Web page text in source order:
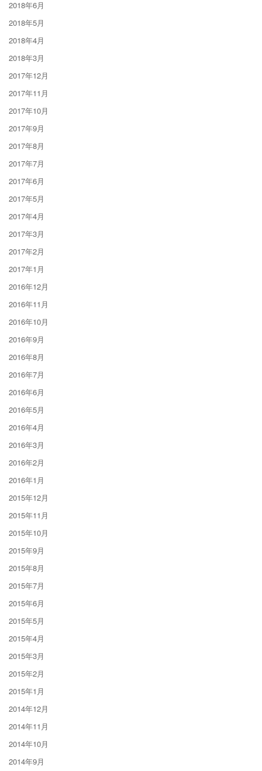
2018年6月
2018年5月
2018年4月
2018年3月
2017年12月
2017年11月
2017年10月
2017年9月
2017年8月
2017年7月
2017年6月
2017年5月
2017年4月
2017年3月
2017年2月
2017年1月
2016年12月
2016年11月
2016年10月
2016年9月
2016年8月
2016年7月
2016年6月
2016年5月
2016年4月
2016年3月
2016年2月
2016年1月
2015年12月
2015年11月
2015年10月
2015年9月
2015年8月
2015年7月
2015年6月
2015年5月
2015年4月
2015年3月
2015年2月
2015年1月
2014年12月
2014年11月
2014年10月
2014年9月